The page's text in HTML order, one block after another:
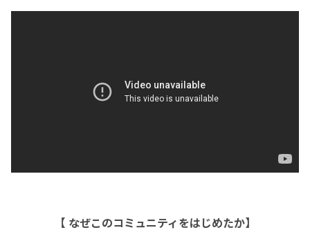
【 なぜこのコミュニティをはじめたか】